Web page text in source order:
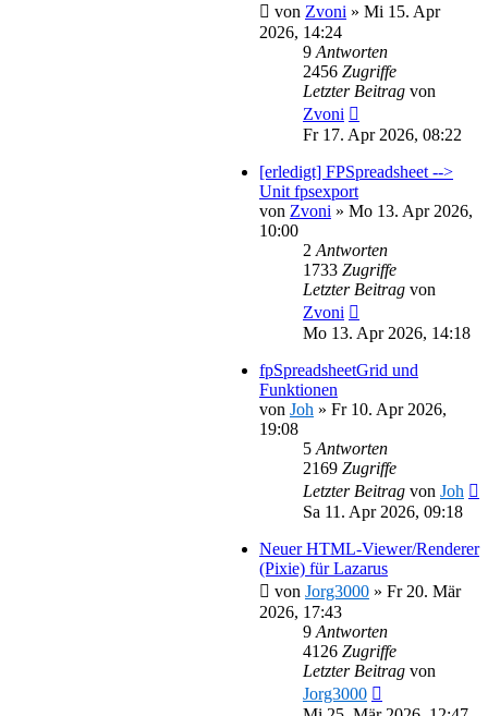
von Zvoni » Mi 15. Apr
2026, 14:24
9 Antworten
2456 Zugriffe
Letzter Beitrag von
Zvoni
Fr 17. Apr 2026, 08:22
[erledigt] FPSpreadsheet -->
Unit fpsexport
von Zvoni » Mo 13. Apr 2026,
10:00
2 Antworten
1733 Zugriffe
Letzter Beitrag von
Zvoni
Mo 13. Apr 2026, 14:18
fpSpreadsheetGrid und
Funktionen
von Joh » Fr 10. Apr 2026,
19:08
5 Antworten
2169 Zugriffe
Letzter Beitrag von Joh
Sa 11. Apr 2026, 09:18
Neuer HTML-Viewer/Renderer
(Pixie) für Lazarus
von Jorg3000 » Fr 20. Mär
2026, 17:43
9 Antworten
4126 Zugriffe
Letzter Beitrag von
Jorg3000